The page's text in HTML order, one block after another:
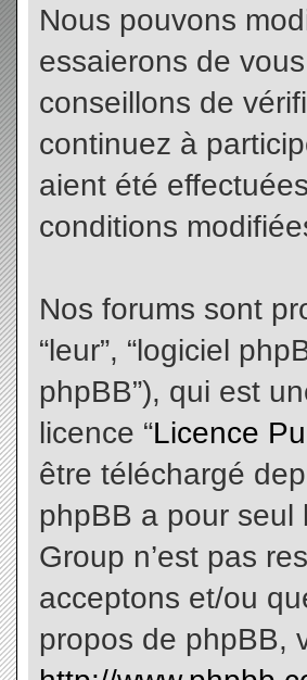
Nous pouvons
essaierons de
conseillons de
continuez à
aient été
conditions
Nos forums sont
“leur”, “logiciel
phpBB”), qui est
licence “Licence
être téléchargé
phpBB a pour seul
Group n’est pas
acceptons et/ou
propos de phpBB,